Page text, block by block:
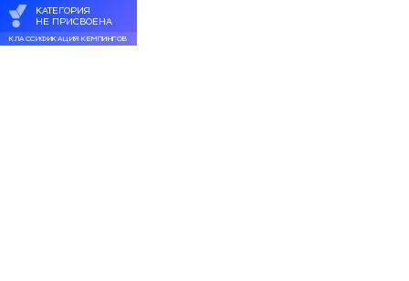
КАТЕГОРИЯ
НЕ ПРИСВОЕНА
КЛАССИФИКАЦИЯ КЕМПИНГОВ